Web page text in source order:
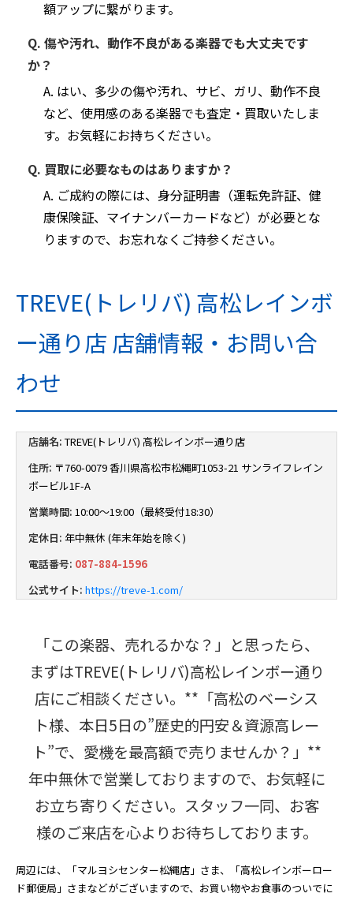
額アップに繋がります。
Q. 傷や汚れ、動作不良がある楽器でも大丈夫です
か？
A. はい、多少の傷や汚れ、サビ、ガリ、動作不良
など、使用感のある楽器でも査定・買取いたしま
す。お気軽にお持ちください。
Q. 買取に必要なものはありますか？
A. ご成約の際には、身分証明書（運転免許証、健
康保険証、マイナンバーカードなど）が必要とな
りますので、お忘れなくご持参ください。
TREVE(トレリバ) 高松レインボ
ー通り店 店舗情報・お問い合
わせ
店舗名: TREVE(トレリバ) 高松レインボー通り店
住所: 〒760-0079 香川県高松市松縄町1053-21 サンライフレイン
ボービル1F-A
営業時間: 10:00～19:00（最終受付18:30）
定休日: 年中無休 (年末年始を除く)
電話番号: 087-884-1596
公式サイト: https://treve-1.com/
「この楽器、売れるかな？」と思ったら、
まずはTREVE(トレリバ)高松レインボー通り
店にご相談ください。**「高松のベーシス
ト様、本日5日の”歴史的円安＆資源高レー
ト”で、愛機を最高額で売りませんか？」**
年中無休で営業しておりますので、お気軽に
お立ち寄りください。スタッフ一同、お客
様のご来店を心よりお待ちしております。
周辺には、「マルヨシセンター松縄店」さま、「高松レインボーロー
ド郵便局」さまなどがございますので、お買い物やお食事のついでに